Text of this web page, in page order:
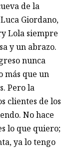
de la
Giordano,
Lola siempre
y un abrazo.
nunca
más que un
Pero la
clientes de los
No hace
lo que quiero;
ya lo tengo